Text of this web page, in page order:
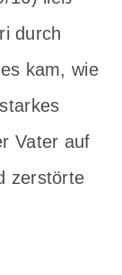
durch
kam, wie
Vater auf
zerstörte